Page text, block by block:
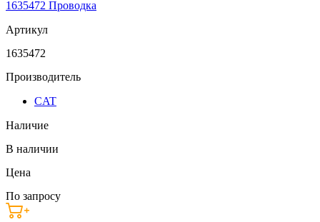
1635472 Проводка
Артикул
1635472
Производитель
CAT
Наличие
В наличии
Цена
По запросу